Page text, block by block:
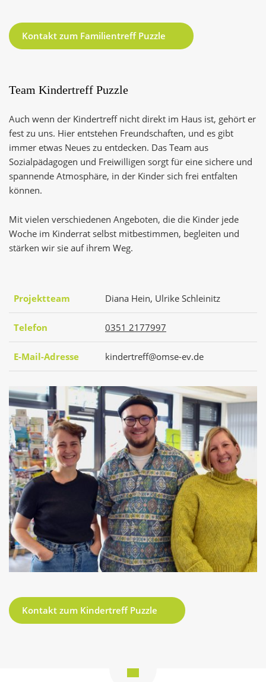
Kontakt zum Familientreff Puzzle
Team Kindertreff Puzzle
Auch wenn der Kindertreff nicht direkt im Haus ist, gehört er
fest zu uns. Hier entstehen Freundschaften, und es gibt
immer etwas Neues zu entdecken. Das Team aus
Sozialpädagogen und Freiwilligen sorgt für eine sichere und
spannende Atmosphäre, in der Kinder sich frei entfalten
können.
Mit vielen verschiedenen Angeboten, die die Kinder jede
Woche im Kinderrat selbst mitbestimmen, begleiten und
stärken wir sie auf ihrem Weg.
Projektteam Diana Hein, Ulrike Schleinitz
Telefon 0351 2177997
E-Mail-Adresse kindertreff@omse-ev.de
Kontakt zum Kindertreff Puzzle
Zum
Seitenanfang